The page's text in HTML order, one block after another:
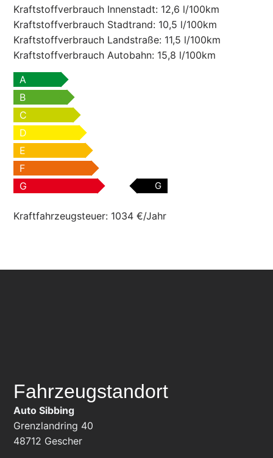
Kraftstoffverbrauch Innenstadt: 12,6 l/100km
Kraftstoffverbrauch Stadtrand: 10,5 l/100km
Kraftstoffverbrauch Landstraße: 11,5 l/100km
Kraftstoffverbrauch Autobahn: 15,8 l/100km
A
B
C
D
E
F
G
G
Kraftfahrzeugsteuer: 1034 €/Jahr
Fahrzeugstandort
Auto Sibbing
Grenzlandring 40
48712 Gescher